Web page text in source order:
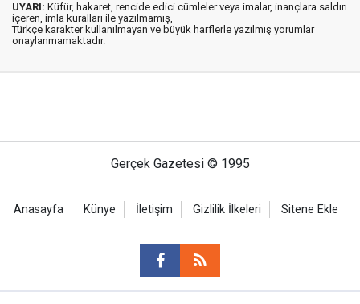
UYARI: Küfür, hakaret, rencide edici cümleler veya imalar, inançlara saldırı
içeren, imla kuralları ile yazılmamış,
Türkçe karakter kullanılmayan ve büyük harflerle yazılmış yorumlar
onaylanmamaktadır.
Gerçek Gazetesi © 1995
Anasayfa Künye İletişim Gizlilik İlkeleri Sitene Ekle